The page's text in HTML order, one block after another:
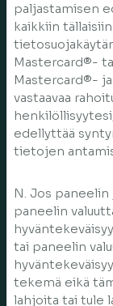
paljastamisen
kaikkiin
Mastercard®-
Mastercard®-
vastaavaa
edellyttää
tietojen
N. Jos
paneelin
tai paneelin
tekemä eikä
lahjoita tai tule